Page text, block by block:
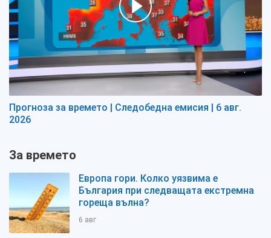
Прогноза за времето | Следобедна емисия | 6 авг.
2026
За времето
Европа гори. Колко уязвима е
България при следващата екстремна
гореща вълна?
6 авг